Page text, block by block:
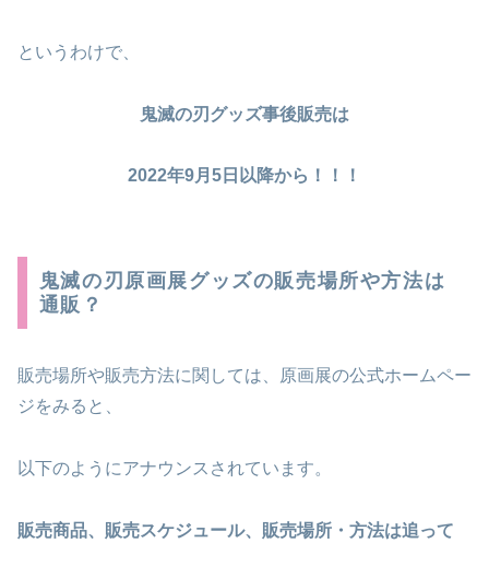
というわけで、
鬼滅の刃グッズ事後販売は
2022年9月5日以降から！！！
鬼滅の刃原画展グッズの販売場所や方法は
通販？
販売場所や販売方法に関しては、原画展の公式ホームペー
ジをみると、
以下のようにアナウンスされています。
販売商品、販売スケジュール、販売場所・方法は追って